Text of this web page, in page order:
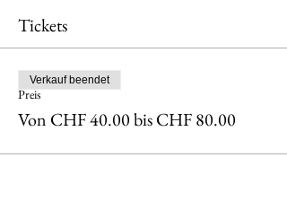
Tickets
Preis
Von CHF 40.00 bis CHF 80.00
Verkauf beendet